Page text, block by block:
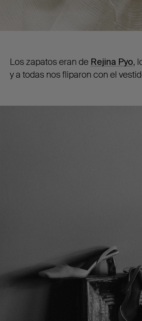
Los zapatos eran de Rejina Pyo,
y a todas nos fliparon con el